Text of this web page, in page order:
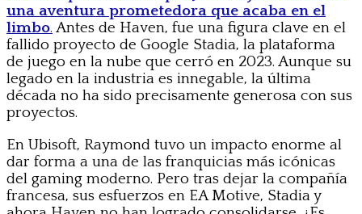
una aventura prometedora que acaba en el
limbo. Antes de Haven, fue una figura clave en el
fallido proyecto de Google Stadia, la plataforma
de juego en la nube que cerró en 2023. Aunque su
legado en la industria es innegable, la última
década no ha sido precisamente generosa con sus
proyectos.
En Ubisoft, Raymond tuvo un impacto enorme al
dar forma a una de las franquicias más icónicas
del gaming moderno. Pero tras dejar la compañía
francesa, sus esfuerzos en EA Motive, Stadia y